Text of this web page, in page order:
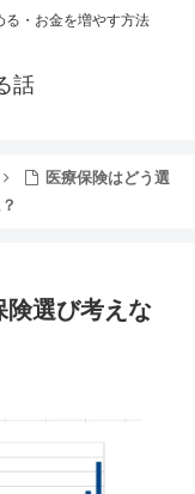
る・お金を増やす方法
話
医療保険はどう選
険選び考えな